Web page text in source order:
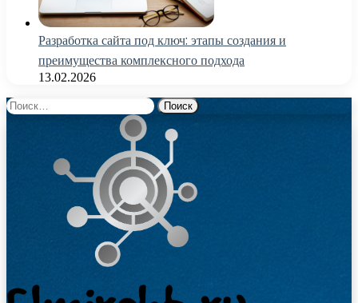
Разработка сайта под ключ: этапы создания и
преимущества комплексного подхода
13.02.2026
Найти: